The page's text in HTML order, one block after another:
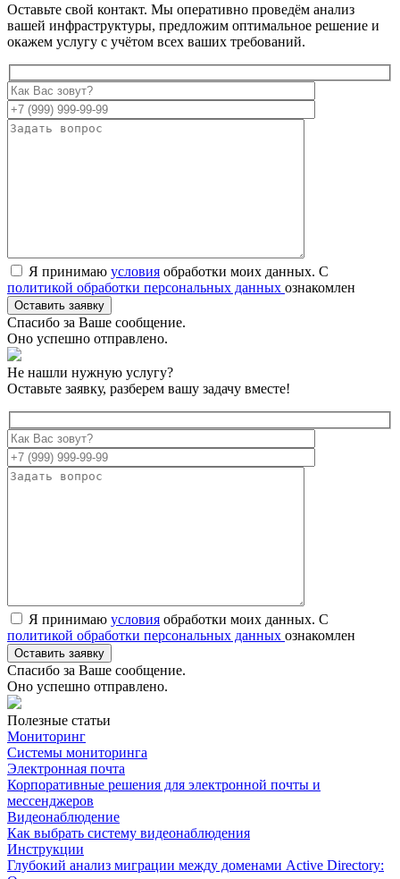
Оставьте свой контакт. Мы оперативно проведём анализ
вашей инфраструктуры, предложим оптимальное решение и
окажем услугу с учётом всех ваших требований.
Я принимаю условия обработки моих данных. С
политикой обработки персональных данных ознакомлен
Спасибо за Ваше сообщение.
Оно успешно отправлено.
Не нашли нужную услугу?
Оставьте заявку, разберем вашу задачу вместе!
Я принимаю условия обработки моих данных. С
политикой обработки персональных данных ознакомлен
Спасибо за Ваше сообщение.
Оно успешно отправлено.
Полезные статьи
Мониторинг
Системы мониторинга
Электронная почта
Корпоративные решения для электронной почты и
мессенджеров
Видеонаблюдение
Как выбрать систему видеонаблюдения
Инструкции
Глубокий анализ миграции между доменами Active Directory: